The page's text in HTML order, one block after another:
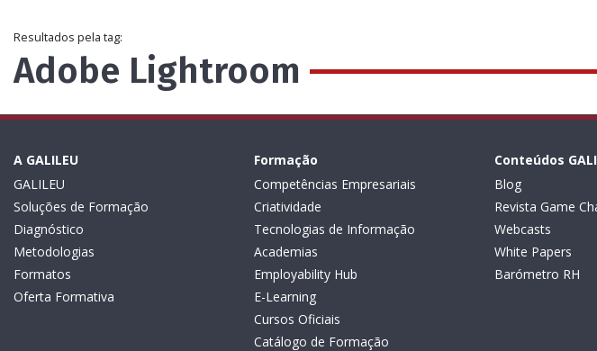
Resultados pela tag:
Adobe Lightroom
A GALILEU
GALILEU
Soluções de Formação
Diagnóstico
Metodologias
Formatos
Oferta Formativa
Formação
Competências Empresariais
Criatividade
Tecnologias de Informação
Academias
Employability Hub
E-Learning
Cursos Oficiais
Catálogo de Formação
Conteúdos
Blog
Revista Game
Webcasts
White Papers
Barómetro RH